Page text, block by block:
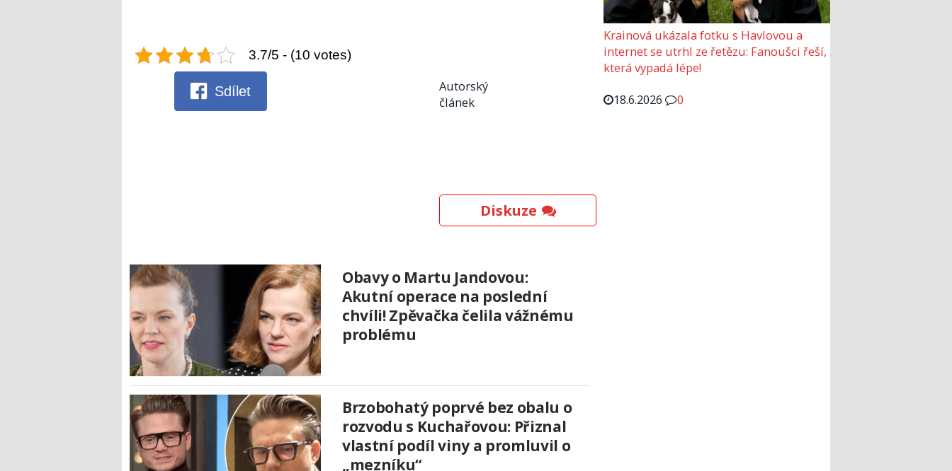
3.7/5 - (10 votes)
Sdílet
Autorský
článek
Diskuze
Obavy o Martu Jandovou:
Akutní operace na poslední
chvíli! Zpěvačka čelila vážnému
problému
Brzobohatý poprvé bez obalu o
rozvodu s Kuchařovou: Přiznal
vlastní podíl viny a promluvil o
„mezníku“
Krainová ukázala fotku s Havlovou a
internet se utrhl ze řetězu: Fanoušci řeší,
která vypadá lépe!
18.6.2026
0